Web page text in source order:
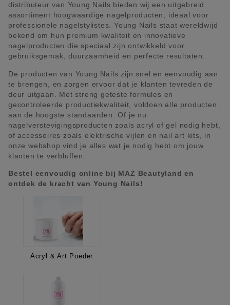
distributeur van Young Nails bieden wij een uitgebreid
assortiment hoogwaardige nagelproducten, ideaal voor
professionele nagelstylistes. Young Nails staat wereldwijd
bekend om hun premium kwaliteit en innovatieve
nagelproducten die speciaal zijn ontwikkeld voor
gebruiksgemak, duurzaamheid en perfecte resultaten.
De producten van Young Nails zijn snel en eenvoudig aan
te brengen, en zorgen ervoor dat je klanten tevreden de
deur uitgaan. Met streng geteste formules en
gecontroleerde productiekwaliteit, voldoen alle producten
aan de hoogste standaarden. Of je nu
nagelverstevigingsproducten zoals acryl of gel nodig hebt,
of accessoires zoals elektrische vijlen en nail art kits, in
onze webshop vind je alles wat je nodig hebt om jouw
klanten te verbluffen.
Bestel eenvoudig online bij MAZ Beautyland en
ontdek de kracht van Young Nails!
Acryl & Art Poeder